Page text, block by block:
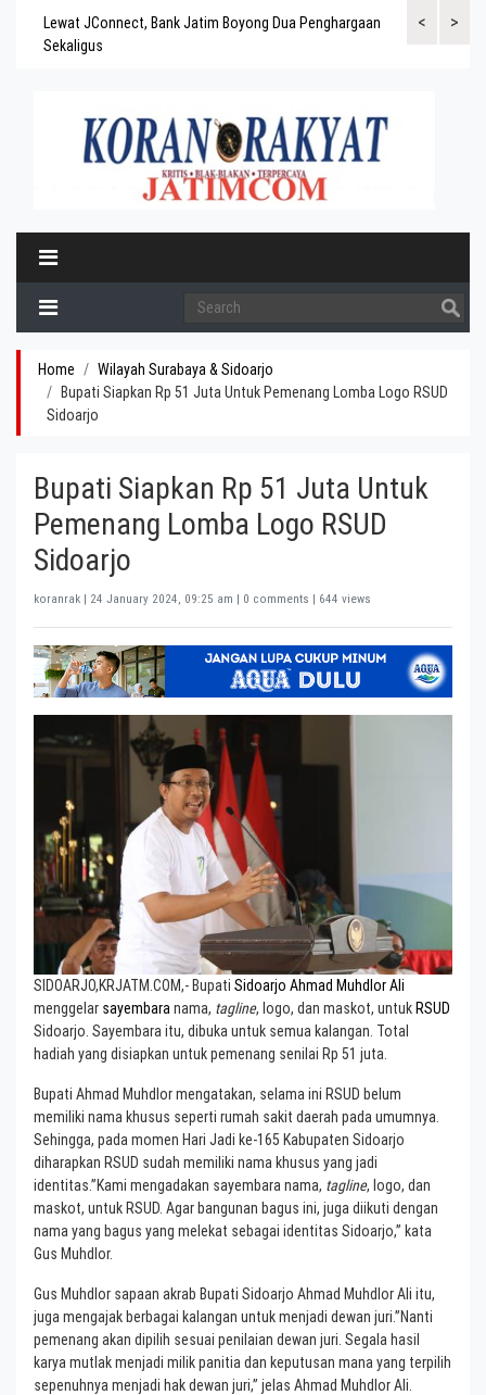
<
Lewat JConnect, Bank Jatim Boyong Dua Penghargaan
Sekaligus
Bank Jatim
>
Home
Wilayah Surabaya & Sidoarjo
Bupati Siapkan Rp 51 Juta Untuk Pemenang Lomba Logo RSUD
Sidoarjo
Bupati Siapkan Rp 51 Juta Untuk
Pemenang Lomba Logo RSUD
Sidoarjo
koranrak | 24 January 2024, 09:25 am | 0 comments | 644 views
SIDOARJO,KRJATM.COM,- Bupati Sidoarjo Ahmad Muhdlor Ali
menggelar sayembara nama, tagline, logo, dan maskot, untuk RSUD
Sidoarjo. Sayembara itu, dibuka untuk semua kalangan. Total
hadiah yang disiapkan untuk pemenang senilai Rp 51 juta.
Bupati Ahmad Muhdlor mengatakan, selama ini RSUD belum
memiliki nama khusus seperti rumah sakit daerah pada umumnya.
Sehingga, pada momen Hari Jadi ke-165 Kabupaten Sidoarjo
diharapkan RSUD sudah memiliki nama khusus yang jadi
identitas.”Kami mengadakan sayembara nama, tagline, logo, dan
maskot, untuk RSUD. Agar bangunan bagus ini, juga diikuti dengan
nama yang bagus yang melekat sebagai identitas Sidoarjo,” kata
Gus Muhdlor.
Gus Muhdlor sapaan akrab Bupati Sidoarjo Ahmad Muhdlor Ali itu,
juga mengajak berbagai kalangan untuk menjadi dewan juri.”Nanti
pemenang akan dipilih sesuai penilaian dewan juri. Segala hasil
karya mutlak menjadi milik panitia dan keputusan mana yang terpilih
sepenuhnya menjadi hak dewan juri,” jelas Ahmad Muhdlor Ali.